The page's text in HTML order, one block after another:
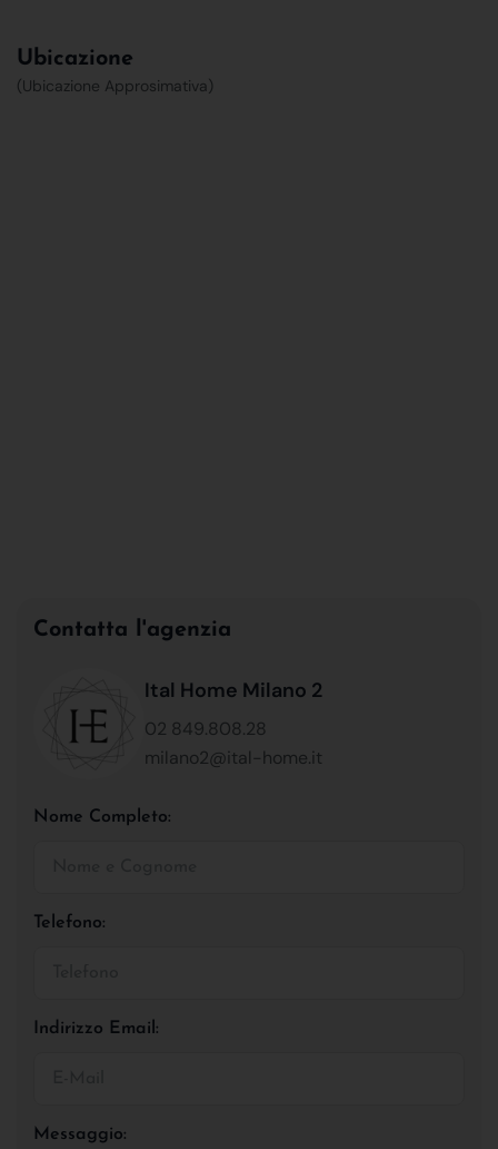
Ubicazione
(Ubicazione Approsimativa)
Contatta l'agenzia
Ital Home Milano 2
02 849.808.28
milano2@ital-home.it
Nome Completo:
Telefono:
Indirizzo Email:
Messaggio: